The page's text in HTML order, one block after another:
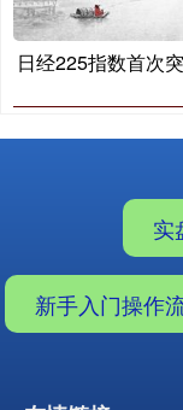
日经225指数首次
实
新手入门操作